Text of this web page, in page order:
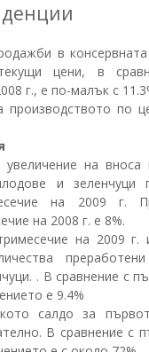
в
цени, в
г., е по-малък с
производството по
увеличение на
и
на 2009 г.
на 2008 г. е 8%.
на 2009 г.
. В сравнение с
е 9.4%
салдо за
В сравнение с